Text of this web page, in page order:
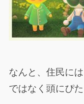
なんと、住民に
ではなく頭にぴ